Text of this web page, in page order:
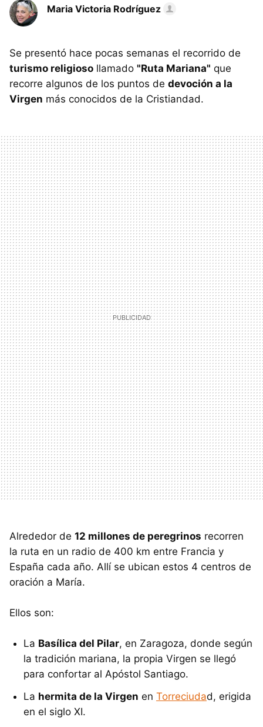
Maria Victoria Rodríguez
Se presentó hace pocas semanas el recorrido de
turismo religioso llamado "Ruta Mariana" que
recorre algunos de los puntos de devoción a la
Virgen más conocidos de la Cristiandad.
Alrededor de 12 millones de peregrinos recorren
la ruta en un radio de 400 km entre Francia y
España cada año. Allí se ubican estos 4 centros de
oración a María.
Ellos son:
La Basílica del Pilar, en Zaragoza, donde según
la tradición mariana, la propia Virgen se llegó
para confortar al Apóstol Santiago.
La hermita de la Virgen en Torreciudad, erigida
en el siglo XI.